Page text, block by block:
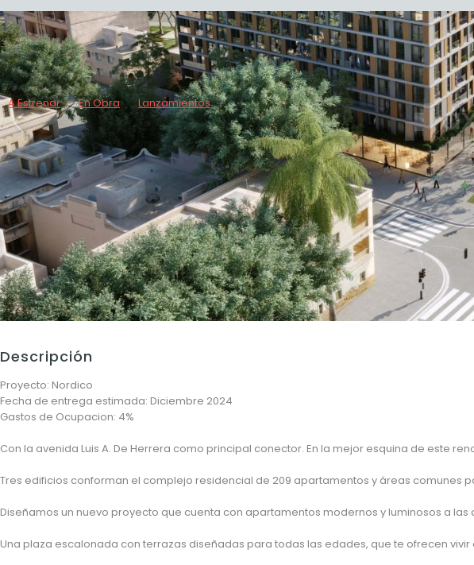
A Estrenar En Obra Lanzamientos
Descripción
Proyecto: Nordico
Fecha de entrega estimada: Diciembre 2024
Gastos de Ocupacion: 4%
Con la avenida Luis A. De Herrera como principal conector. En la mejor esquina de este
Tres edificios conforman el complejo residencial de 209 apartamentos y áreas comunes
Diseñamos un nuevo proyecto que cuenta con apartamentos modernos y luminosos a
Una plaza escalonada con terrazas diseñadas para todas las edades, que te ofrecen